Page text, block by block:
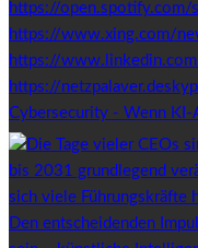
Cybersecurity - Wenn KI-